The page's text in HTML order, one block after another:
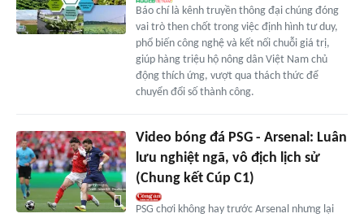
Báo chí là kênh truyền thông đại chúng đóng
vai trò then chốt trong việc định hình tư duy,
phổ biến công nghệ và kết nối chuỗi giá trị,
giúp hàng triệu hộ nông dân Việt Nam chủ
động thích ứng, vượt qua thách thức để
chuyển đổi số thành công.
Video bóng đá PSG - Arsenal: Luân
lưu nghiệt ngã, vô địch lịch sử
(Chung kết Cúp C1)
PSG chơi không hay trước Arsenal nhưng lại